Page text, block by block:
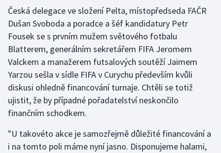
Gymnastika
Házená
Jezdectví
Judo
Krasobruslení
Lyže a snowboard
Česká delegace ve složení Pelta, místopředseda FAČR
Dušan Svoboda a poradce a šéf kandidatury Petr
Fousek se s prvním mužem světového fotbalu
Blatterem, generálním sekretářem FIFA Jeromem
Valckem a manažerem futsalových soutěží Jaimem
Yarzou sešla v sídle FIFA v Curychu především kvůli
diskusi ohledně financování turnaje. Chtěli se totiž
ujistit, že by případné pořadatelství neskončilo
finančním schodkem.
"U takovéto akce je samozřejmě důležité financování a
i na tomto poli máme nyní jasno. Disponujeme halami,